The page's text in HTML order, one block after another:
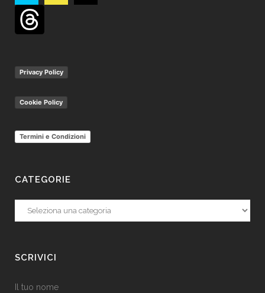
Privacy Policy
Cookie Policy
Termini e Condizioni
CATEGORIE
Categorie
SCRIVICI
Il tuo nome